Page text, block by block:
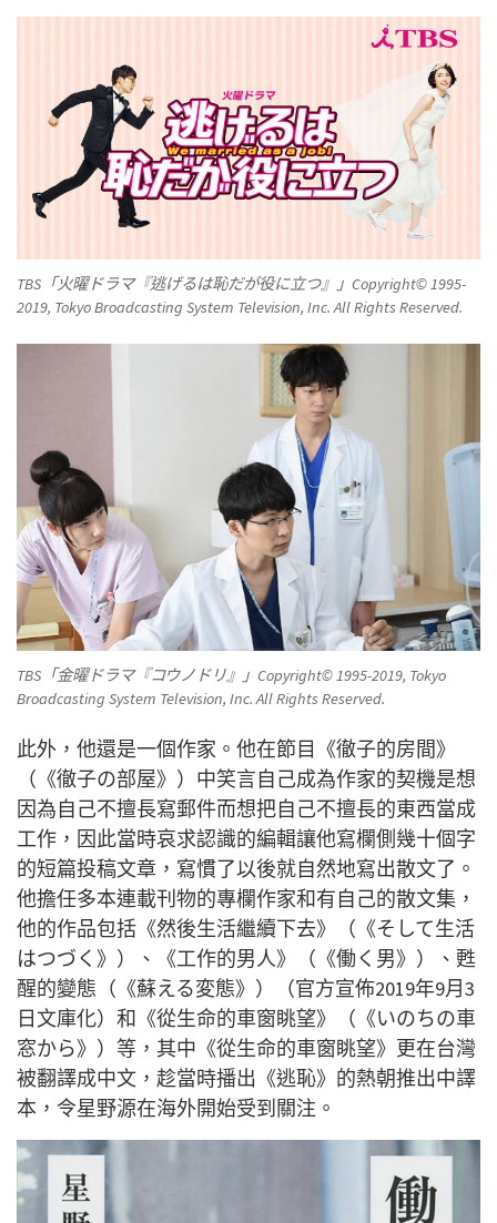
TBS「火曜ドラマ『逃げるは恥だが役に立つ』」Copyright© 1995-
2019, Tokyo Broadcasting System Television, Inc. All Rights Reserved.
TBS「金曜ドラマ『コウノドリ』」Copyright© 1995-2019, Tokyo
Broadcasting System Television, Inc. All Rights Reserved.
此外，他還是一個作家。他在節目《徹子的房間》
（《徹子の部屋》）中笑言自己成為作家的契機是想
因為自己不擅長寫郵件而想把自己不擅長的東西當成
工作，因此當時哀求認識的編輯讓他寫欄側幾十個字
的短篇投稿文章，寫慣了以後就自然地寫出散文了。
他擔任多本連載刊物的專欄作家和有自己的散文集，
他的作品包括《然後生活繼續下去》（《そして生活
はつづく》）、《工作的男人》（《働く男》）、甦
醒的變態（《蘇える変態》）（官方宣佈2019年9月3
日文庫化）和《從生命的車窗眺望》（《いのちの車
窓から》）等，其中《從生命的車窗眺望》更在台灣
被翻譯成中文，趁當時播出《逃恥》的熱朝推出中譯
本，令星野源在海外開始受到關注。